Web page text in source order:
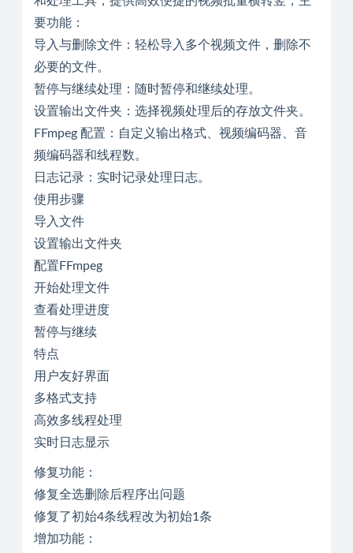
要功能：
导入与删除文件：轻松导入多个视频文件，删除不
必要的文件。
暂停与继续处理：随时暂停和继续处理。
设置输出文件夹：选择视频处理后的存放文件夹。
FFmpeg 配置：自定义输出格式、视频编码器、音
频编码器和线程数。
日志记录：实时记录处理日志。
使用步骤
导入文件
设置输出文件夹
配置FFmpeg
开始处理文件
查看处理进度
暂停与继续
特点
用户友好界面
多格式支持
高效多线程处理
实时日志显示
修复功能：
修复全选删除后程序出问题
修复了初始4条线程改为初始1条
增加功能：